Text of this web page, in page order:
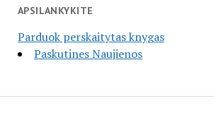
APSILANKYKITE
Parduok perskaitytas knygas
Paskutines Naujienos